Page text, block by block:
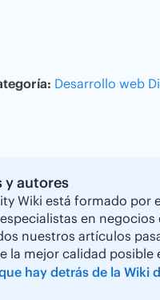
Desarrollo web
y autores
Wiki está formado por
en
nuestros artículos
la mejor calidad
hay detrás de la Wiki